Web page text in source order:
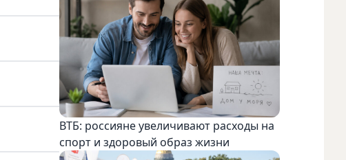
ВТБ: россияне увеличивают расходы на
спорт и здоровый образ жизни